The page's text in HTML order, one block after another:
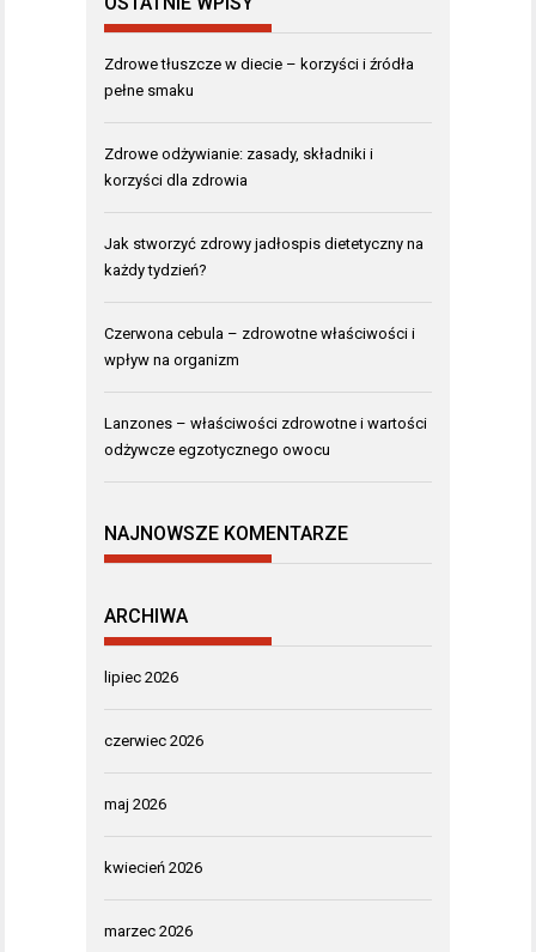
Zdrowe tłuszcze w diecie – korzyści i źródła
pełne smaku
Zdrowe odżywianie: zasady, składniki i
korzyści dla zdrowia
Jak stworzyć zdrowy jadłospis dietetyczny na
każdy tydzień?
Czerwona cebula – zdrowotne właściwości i
wpływ na organizm
Lanzones – właściwości zdrowotne i wartości
odżywcze egzotycznego owocu
NAJNOWSZE KOMENTARZE
ARCHIWA
lipiec 2026
czerwiec 2026
maj 2026
kwiecień 2026
marzec 2026